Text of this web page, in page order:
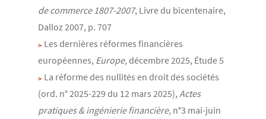
de commerce 1807-2007, Livre du bicentenaire,
Dalloz 2007, p. 707
Les dernières réformes financières
européennes, Europe,décembre 2025, Étude 5
La réforme des nullités en droit des sociétés
(ord. n° 2025-229 du 12 mars 2025), Actes
pratiques & ingénierie financière, n°3 mai-juin